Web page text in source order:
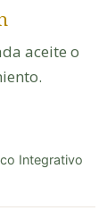
aceite o
Integrativo